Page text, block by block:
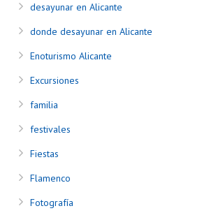
desayunar en Alicante
donde desayunar en Alicante
Enoturismo Alicante
Excursiones
familia
festivales
Fiestas
Flamenco
Fotografía